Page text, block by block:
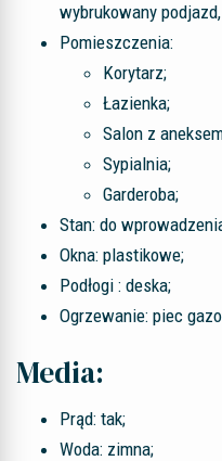
wybrukowany
Pomieszczenia:
Korytarz;
Łazienka;
Salon z
Sypialnia;
Garderoba;
Stan: do
Okna: plastikowe;
Podłogi : deska;
Ogrzewanie: piec
Media:
Prąd: tak;
Woda: zimna;